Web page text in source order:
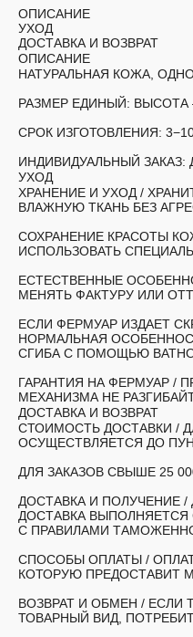
ОПИСАНИЕ
УХОД
ДОСТАВКА И ВОЗВРАТ
ОПИСАНИЕ
НАТУРАЛЬНАЯ КОЖА,
РАЗМЕР ЕДИНЫЙ: ВЫСОТА
СРОК ИЗГОТОВЛЕНИЯ:
ИНДИВИДУАЛЬНЫЙ ЗАКАЗ:
УХОД
ХРАНЕНИЕ И УХОД /
ВЛАЖНУЮ ТКАНЬ БЕЗ
СОХРАНЕНИЕ КРАСОТЫ
ИСПОЛЬЗОВАТЬ
ЕСТЕСТВЕННЫЕ
МЕНЯТЬ ФАКТУРУ ИЛИ
ЕСЛИ ФЕРМУАР ИЗДАЕТ
НОРМАЛЬНАЯ
СГИБА С ПОМОЩЬЮ
ГАРАНТИЯ НА ФЕРМУАР /
МЕХАНИЗМА НЕ
ДОСТАВКА И ВОЗВРАТ
СТОИМОСТЬ ДОСТАВКИ /
ОСУЩЕСТВЛЯЕТСЯ ДО
ДЛЯ ЗАКАЗОВ СВЫШЕ 25
ДОСТАВКА И ПОЛУЧЕНИЕ /
ДОСТАВКА ВЫПОЛНЯЕТСЯ
С ПРАВИЛАМИ
СПОСОБЫ ОПЛАТЫ /
КОТОРУЮ ПРЕДОСТАВИТ
ВОЗВРАТ И ОБМЕН / ЕСЛИ
ТОВАРНЫЙ ВИД,